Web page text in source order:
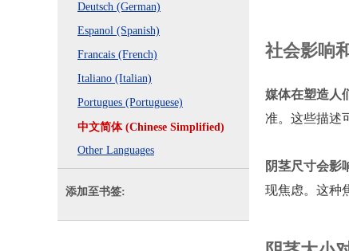
Deutsch (German)
Espanol (Spanish)
Francais (French)
Italiano (Italian)
Portugues (Portuguese)
中文简体 (Chinese Simplified)
Other Languages
添加至书签:
社会影响
媒体在塑造人
准。这些描述
阴茎尺寸会影
现焦虑。这种